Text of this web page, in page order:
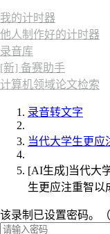
我的计时器
他人制作好的计时器
录音库
[新] 备赛助手
计算机领域论文检索
录音转文字
当代大学生更应
[AI生成]当代大
生更应注重智以
该录制已设置密码。